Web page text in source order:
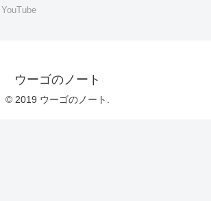
ウーゴのノート
© 2019 ウーゴのノート.